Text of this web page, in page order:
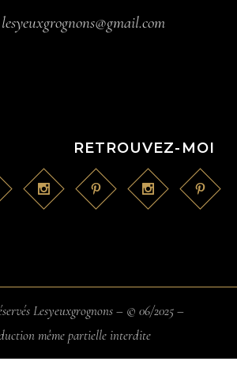
lesyeuxgrognons@gmail.com
RETROUVEZ-MOI
Lesyeuxgrognons – © 06/2025 –
même partielle interdite